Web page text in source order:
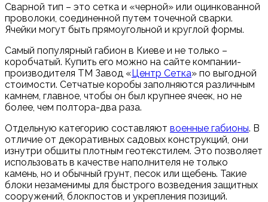
Сварной тип – это сетка и «черной» или оцинкованной
проволоки, соединенной путем точечной сварки.
Ячейки могут быть прямоугольной и круглой формы.
Самый популярный габион в Киеве и не только –
коробчатый. Купить его можно на сайте компании-
производителя ТМ Завод «Центр Сетка» по выгодной
стоимости. Сетчатые коробы заполняются различным
камнем, главное, чтобы он был крупнее ячеек, но не
более, чем полтора-два раза.
Отдельную категорию составляют военные габионы. В
отличие от декоративных садовых конструкций, они
изнутри обшиты плотным геотекстилем. Это позволяет
использовать в качестве наполнителя не только
камень, но и обычный грунт, песок или щебень. Такие
блоки незаменимы для быстрого возведения защитных
сооружений, блокпостов и укрепления позиций.